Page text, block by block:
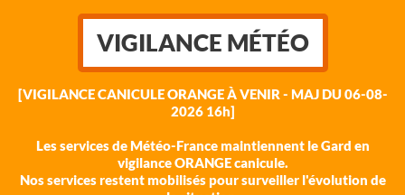
VIGILANCE MÉTÉO
[VIGILANCE CANICULE ORANGE À VENIR - MAJ DU 06-08-
2026 16h]
Les services de Météo-France maintiennent le Gard en
vigilance ORANGE canicule.
Nos services restent mobilisés pour surveiller l'évolution de